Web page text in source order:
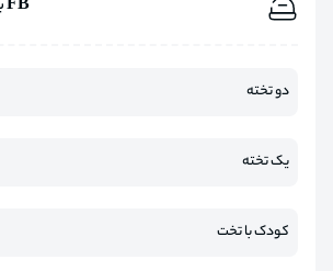
FB با صبحانه نهار و شام
دو تخته
یک تخته
کودک با تخت